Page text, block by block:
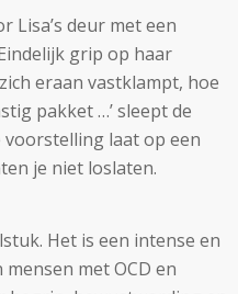
Lisa’s deur met een
grip op haar
eraan vastklampt, hoe
pakket …’ sleept de
voorstelling laat op een
je niet loslaten.
Het is een intense en
met OCD en